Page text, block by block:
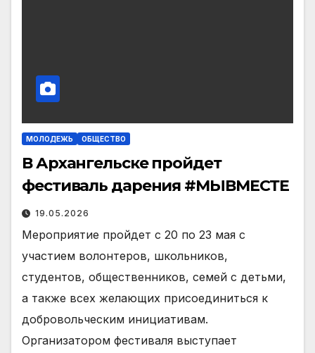
МОЛОДЕЖЬ ОБЩЕСТВО
В Архангельске пройдет
фестиваль дарения #МЫВМЕСТЕ
19.05.2026
Мероприятие пройдет с 20 по 23 мая с
участием волонтеров, школьников,
студентов, общественников, семей с детьми,
а также всех желающих присоединиться к
добровольческим инициативам.
Организатором фестиваля выступает